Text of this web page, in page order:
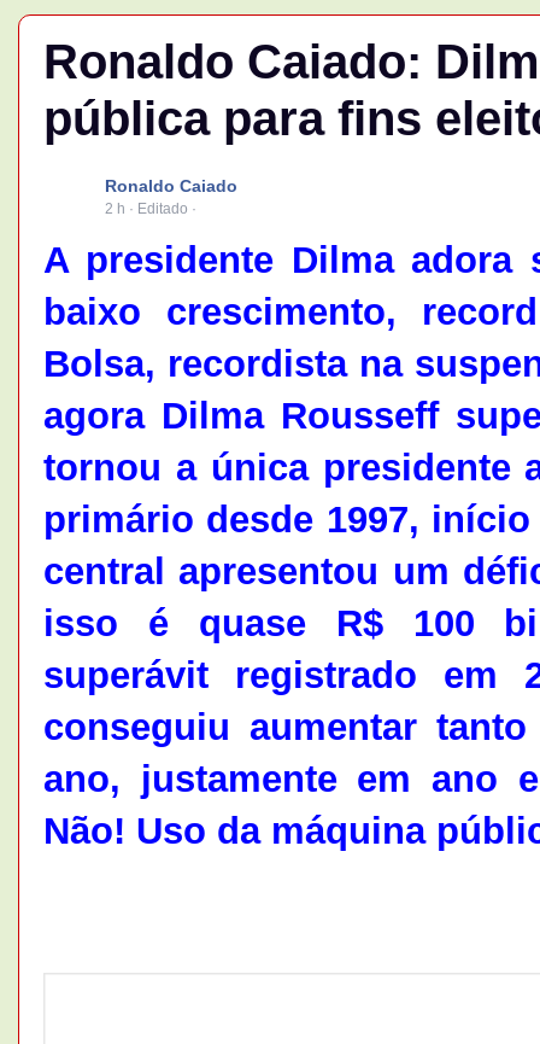
Ronaldo Caiado:
pública para fins
Ronaldo Caiado
2 h · Editado ·
A presidente Dilma adora
baixo crescimento,
Bolsa, recordista na
agora Dilma Rousseff
tornou a única presidente
primário desde 1997,
central apresentou um
isso é quase R$ 100
superávit registrado em
conseguiu aumentar
ano, justamente em ano
Não! Uso da máquina